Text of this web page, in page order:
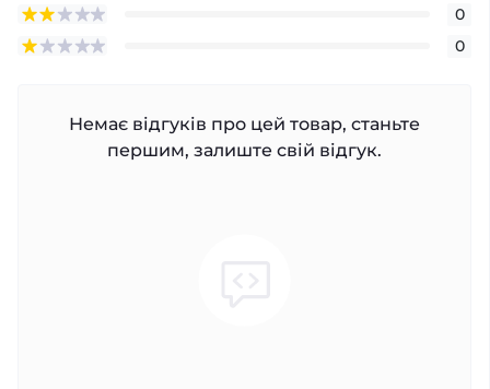
0
0
Немає відгуків про цей товар, станьте
першим, залиште свій відгук.